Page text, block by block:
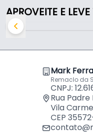
- Diâmetro do
- Comprimento da
- Diâmetro da broca:
- Indicado: Parede
APROVEITE E
Mark
Remaclo da
CNPJ:
Rua
Vila
CEP